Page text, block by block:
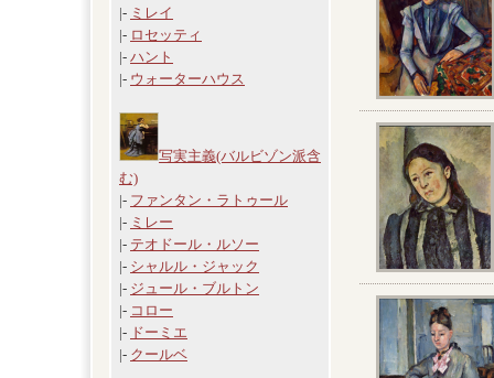
|- ミレイ
|- ロセッティ
|- ハント
|- ウォーターハウス
写実主義(バルビゾン派含
む)
|- ファンタン・ラトゥール
|- ミレー
|- テオドール・ルソー
|- シャルル・ジャック
|- ジュール・ブルトン
|- コロー
|- ドーミエ
|- クールベ